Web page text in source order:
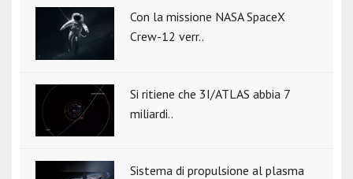
Con la missione NASA SpaceX
Crew-12 verr..
Si ritiene che 3I/ATLAS abbia 7
miliardi..
Sistema di propulsione al plasma